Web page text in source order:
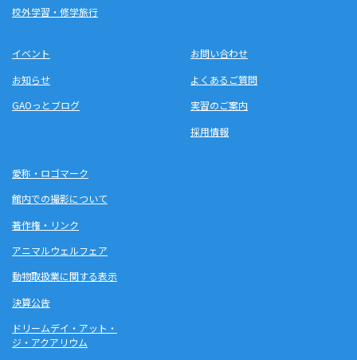
校外学習・修学旅行
イベント
お知らせ
GAOっとブログ
お問い合わせ
よくあるご質問
実習のご案内
採用情報
愛称・ロゴマーク
館内での撮影について
著作権・リンク
アニマルウェルフェア
動物取扱業に関する表示
決算公告
ドリームデイ・アット・
ジ・アクアリウム